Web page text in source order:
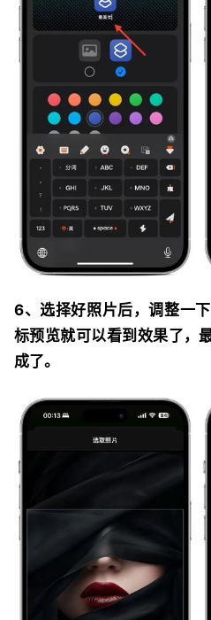
6、选择好照片后，调整一
标预览就可以看到效果了，
成了。